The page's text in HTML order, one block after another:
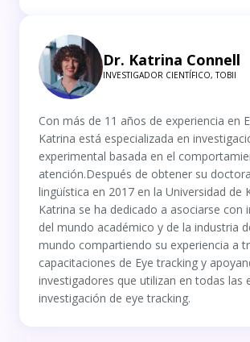
Dr. Katrina Connell
INVESTIGADOR CIENTÍFICO, TOBII
Con más de 11 años de experiencia en
Katrina está especializada en
experimental basada en el
atención.Después de obtener su
lingüística en 2017 en la Universidad de
Katrina se ha dedicado a asociarse con
del mundo académico y de la industria
mundo compartiendo su experiencia a
capacitaciones de Eye tracking y
investigadores que utilizan en todas las
investigación de eye tracking.